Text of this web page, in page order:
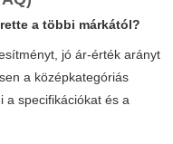
a többi márkától?
jó ár-érték arányt
a középkategóriás
a specifikációkat és a